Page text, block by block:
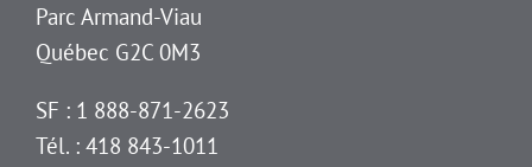
Parc Armand-Viau
Québec G2C 0M3
SF : 1 888-871-2623
Tél. : 418 843-1011